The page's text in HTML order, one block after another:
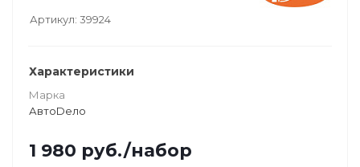
Артикул: 39924
Характеристики
Марка
АвтоDело
1 980 руб./набор